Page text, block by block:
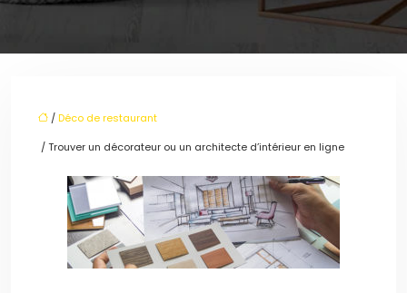
/Déco de restaurant
/ Trouver un décorateur ou un architecte d’intérieur en ligne